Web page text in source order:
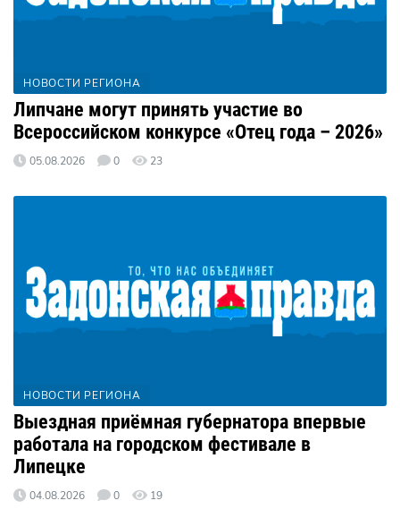
НОВОСТИ РЕГИОНА
Липчане могут принять участие во
Всероссийском конкурсе «Отец года – 2026»
05.08.2026 0 23
НОВОСТИ РЕГИОНА
Выездная приёмная губернатора впервые
работала на городском фестивале в
Липецке
04.08.2026 0 19